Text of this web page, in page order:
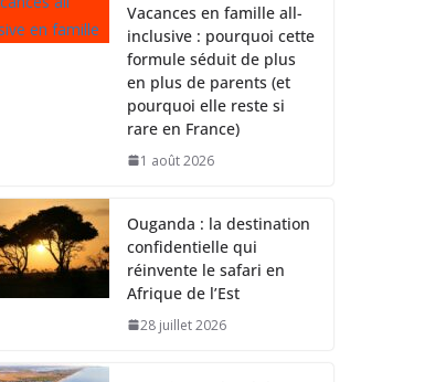
Vacances en famille all-
inclusive : pourquoi cette
formule séduit de plus
en plus de parents (et
pourquoi elle reste si
rare en France)
1 août 2026
Ouganda : la destination
confidentielle qui
réinvente le safari en
Afrique de l’Est
28 juillet 2026